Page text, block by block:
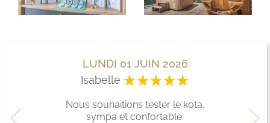
LUNDI 01 JUIN 2026
Isabelle
Nous souhaitions tester le kota,
sympa et confortable.